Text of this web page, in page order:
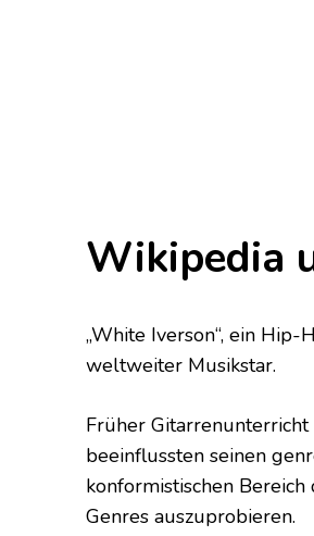
Wikipedia
„White Iverson“, ein
weltweiter Musikstar.
Früher
beeinflussten seinen
konformistischen
Genres auszuprobieren.